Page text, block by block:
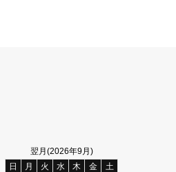
翌月(2026年9月)
日
月 火 水 木 金
土